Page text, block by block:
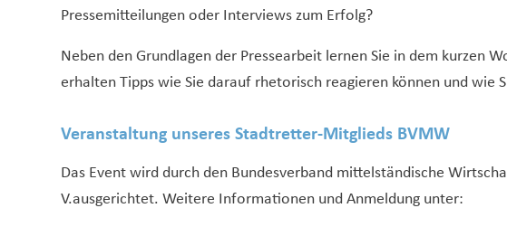
Pressemitteilungen oder Interviews zum Erfolg?
Neben den Grundlagen der Pressearbeit lernen Sie in dem kurzen
erhalten Tipps wie Sie darauf rhetorisch reagieren können und wie
Veranstaltung unseres Stadtretter-Mitglieds BVMW
Das Event wird durch den Bundesverband mittelständische
V.ausgerichtet. Weitere Informationen und Anmeldung unter: